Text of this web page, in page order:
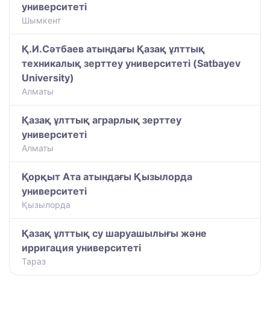
университеті
Шымкент
Қ.И.Сәтбаев атындағы Қазақ ұлттық
техникалық зерттеу университеті (Satbayev
University)
Алматы
Қазақ ұлттық аграрлық зерттеу
университеті
Алматы
Қорқыт Ата атындағы Қызылорда
университеті
Қызылорда
​Қазақ ұлттық су шаруашылығы және
ирригация университеті
Тараз